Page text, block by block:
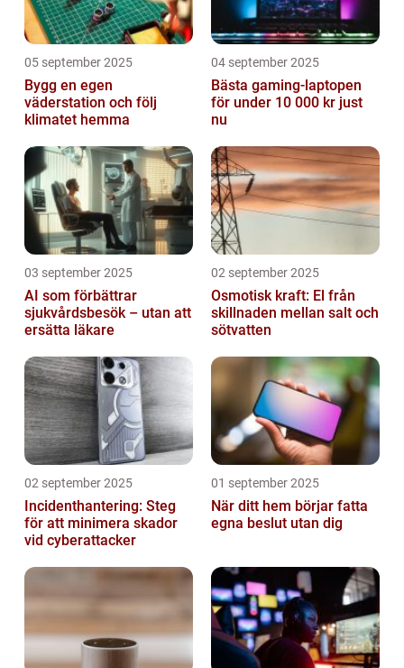
05 september 2025
Bygg en egen
väderstation och följ
klimatet hemma
04 september 2025
Bästa gaming-laptopen
för under 10 000 kr just
nu
03 september 2025
AI som förbättrar
sjukvårdsbesök – utan att
ersätta läkare
02 september 2025
Osmotisk kraft: El från
skillnaden mellan salt och
sötvatten
02 september 2025
Incidenthantering: Steg
för att minimera skador
vid cyberattacker
01 september 2025
När ditt hem börjar fatta
egna beslut utan dig